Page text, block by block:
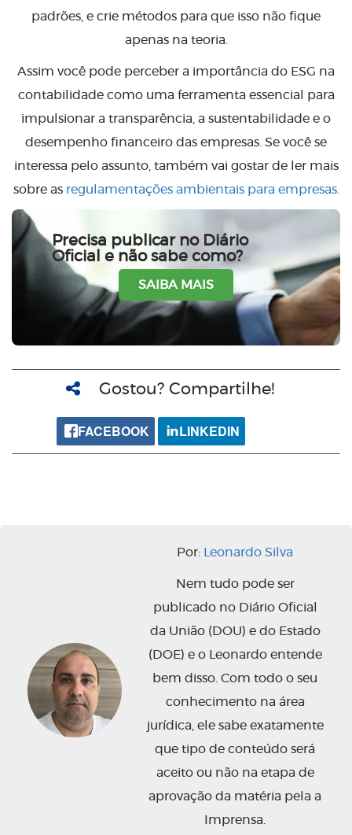
padrões, e crie métodos para que isso não fique
apenas na teoria.
Assim você pode perceber a importância do ESG na
contabilidade como uma ferramenta essencial para
impulsionar a transparência, a sustentabilidade e o
desempenho financeiro das empresas. Se você se
interessa pelo assunto, também vai gostar de ler mais
sobre as regulamentações ambientais para empresas.
Precisa publicar no Diário
Oficial e não sabe como?
SAIBA MAIS
Gostou? Compartilhe!
FACEBOOK LINKEDIN
Por: Leonardo Silva
Nem tudo pode ser
publicado no Diário Oficial
da União (DOU) e do Estado
(DOE) e o Leonardo entende
bem disso. Com todo o seu
conhecimento na área
jurídica, ele sabe exatamente
que tipo de conteúdo será
aceito ou não na etapa de
aprovação da matéria pela a
Imprensa.